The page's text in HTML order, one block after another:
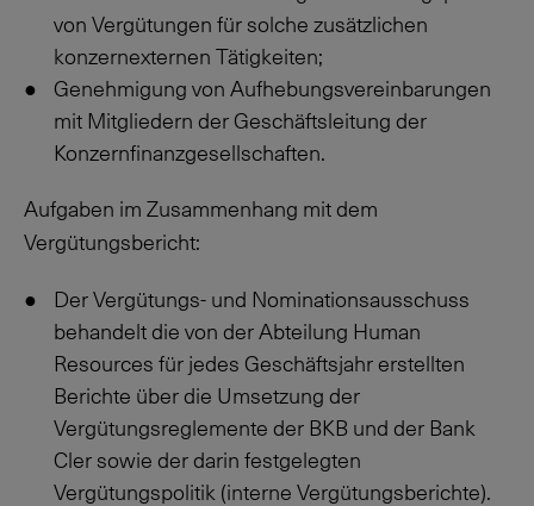
von Vergütungen für solche zusätzlichen
konzernexternen Tätigkeiten;
Genehmigung von Aufhebungsvereinbarungen
mit Mitgliedern der Geschäftsleitung der
Konzernfinanzgesellschaften.
Aufgaben im Zusammenhang mit dem
Vergütungsbericht:
Der Vergütungs- und Nominationsausschuss
behandelt die von der Abteilung Human
Resources für jedes Geschäftsjahr erstellten
Berichte über die Umsetzung der
Vergütungsreglemente der BKB und der Bank
Cler sowie der darin festgelegten
Vergütungspolitik (interne Vergütungsberichte).